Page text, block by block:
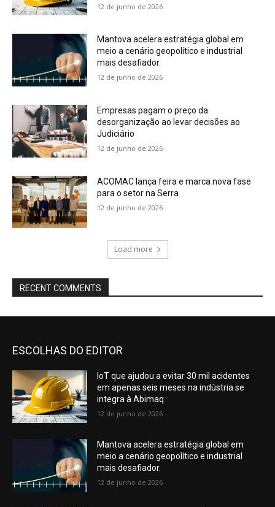
12 de junho de 2026
Mantova acelera estratégia global em
meio a cenário geopolítico e industrial
mais desafiador.
12 de junho de 2026
Empresas pagam o preço da
desorganização ao levar decisões ao
Judiciário
12 de junho de 2026
ACOMAC lança feira e marca nova fase
para o setor na Serra
12 de junho de 2026
Load more
RECENT COMMENTS
ESCOLHAS DO EDITOR
IoT que ajudou a evitar 30 mil acidentes
em apenas seis meses na indústria se
integra à Abimaq
12 de junho de 2026
Mantova acelera estratégia global em
meio a cenário geopolítico e industrial
mais desafiador.
12 de junho de 2026